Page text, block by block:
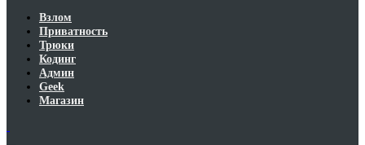
Взлом
Приватность
Трюки
Кодинг
Админ
Geek
Магазин